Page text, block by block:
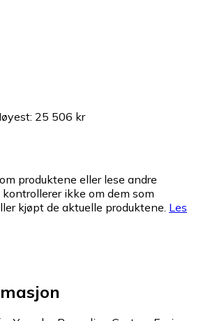
: 25 506 kr
produktene eller lese andre
ikke om dem som
kjøpt de aktuelle produktene. Les